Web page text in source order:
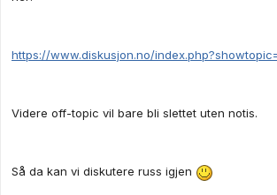
https://www.diskusjon.no/
Videre off-topic vil bare bli slettet uten notis.
Så da kan vi diskutere russ igjen